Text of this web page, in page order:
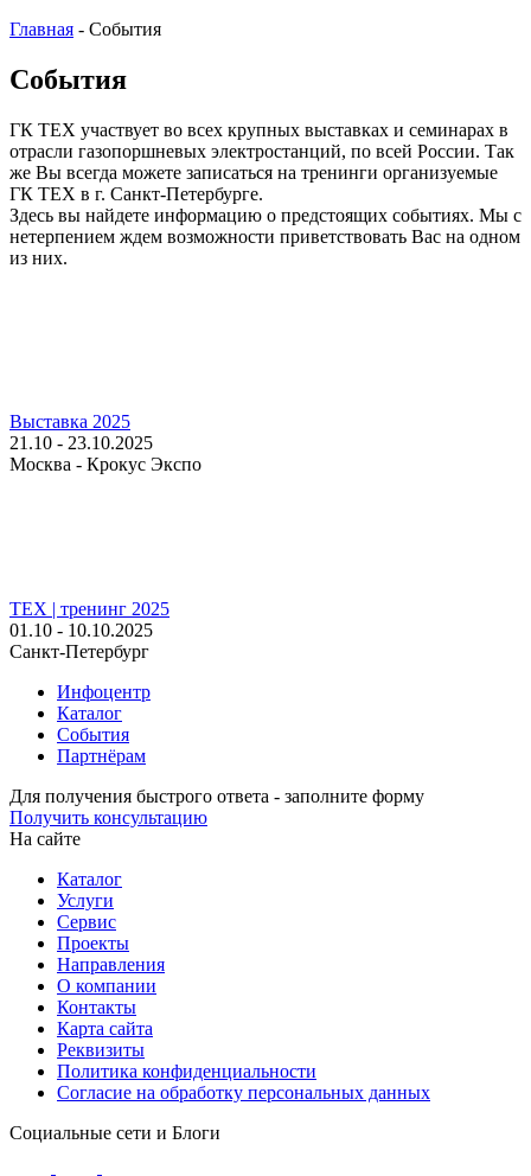
Главная - События
События
ГК ТЕХ участвует во всех крупных выставках и семинарах в
отрасли газопоршневых электростанций, по всей России. Так
же Вы всегда можете записаться на тренинги организуемые
ГК ТЕХ в г. Санкт-Петербурге.
Здесь вы найдете информацию о предстоящих событиях. Мы с
нетерпением ждем возможности приветствовать Вас на одном
из них.
Выставка 2025
21.10 - 23.10.2025
Москва - Крокус Экспо
TEX | тренинг 2025
01.10 - 10.10.2025
Санкт-Петербург
Инфоцентр
Каталог
События
Партнёрам
Для получения быстрого ответа - заполните форму
Получить консультацию
На сайте
Каталог
Услуги
Сервис
Проекты
Направления
О компании
Контакты
Карта сайта
Реквизиты
Политика конфиденциальности
Согласие на обработку персональных данных
Социальные сети и Блоги